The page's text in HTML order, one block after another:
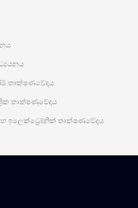
තාක්ෂණවේදය
තාක්ෂණවේදය
ඉලෙක්ට්‍රෝනික් තාක්ෂණවේදය